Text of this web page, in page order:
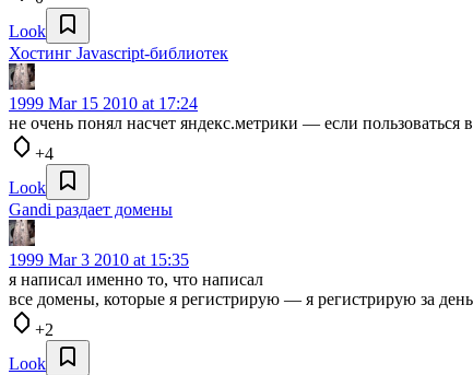
Look
Хостинг Javascript-библиотек
1999 Mar 15 2010 at 17:24
не очень понял насчет яндекс.метрики — если
+4
Look
Gandi раздает домены
1999 Mar 3 2010 at 15:35
я написал именно то, что написал
все домены, которые я регистрирую — я регистрирую за
+2
Look